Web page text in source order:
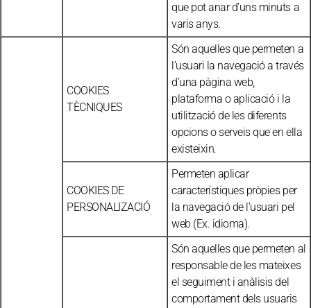
que pot anar d’uns minuts a
varis anys.
COOKIES
TÈCNIQUES
Són aquelles que permeten a
l’usuari la navegació a través
d’una pàgina web,
plataforma o aplicació i la
utilització de les diferents
opcions o serveis que en ella
existeixin.
COOKIES DE
PERSONALIZACIÓ
Permeten aplicar
característiques pròpies per
la navegació de l’usuari pel
web (Ex. idioma).
Són aquelles que permeten al
responsable de les mateixes
el seguiment i anàlisis del
comportament dels usuaris